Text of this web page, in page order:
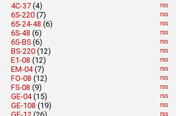
rss
4C-37 (4)
rss
6S-220 (7)
rss
6S-24-48 (6)
rss
6S-48 (6)
rss
6S-BS (6)
rss
BS-220 (12)
rss
E1-08 (12)
rss
EM-04(7)
rss
FO-08 (12)
rss
FS-08 (9)
rss
GE-04(15)
rss
GE-108 (19)
rss